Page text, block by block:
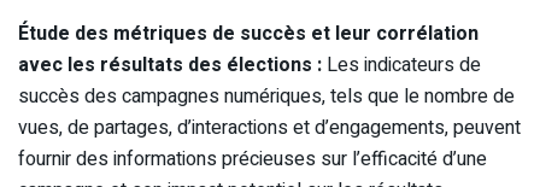
Étude des métriques de succès et leur corrélation
avec les résultats des élections : Les indicateurs de
succès des campagnes numériques, tels que le nombre de
vues, de partages, d’interactions et d’engagements, peuvent
fournir des informations précieuses sur l’efficacité d’une